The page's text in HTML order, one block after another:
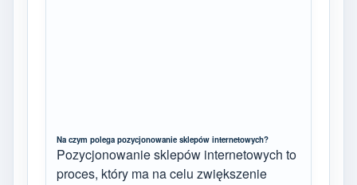
Na czym polega pozycjonowanie sklepów internetowych?
Pozycjonowanie sklepów internetowych to
proces, który ma na celu zwiększenie